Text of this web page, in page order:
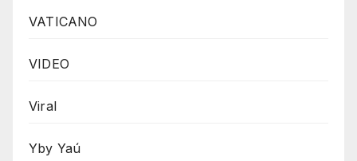
VATICANO
VIDEO
Viral
Yby Yaú